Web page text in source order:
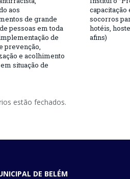
aos
de grande
pessoas em toda
de
prevenção,
e acolhimento
situação de
socorros
hotéis,
afins)
estão fechados.
DE BELÉM